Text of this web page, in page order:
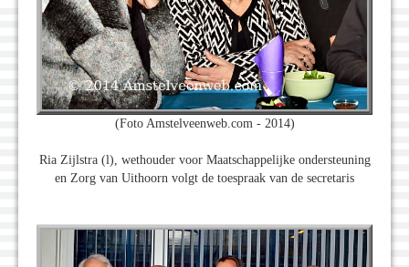
(Foto Amstelveenweb.com - 2014)
Ria Zijlstra (l), wethouder voor Maatschappelijke ondersteuning
en Zorg van Uithoorn volgt de toespraak van de secretaris